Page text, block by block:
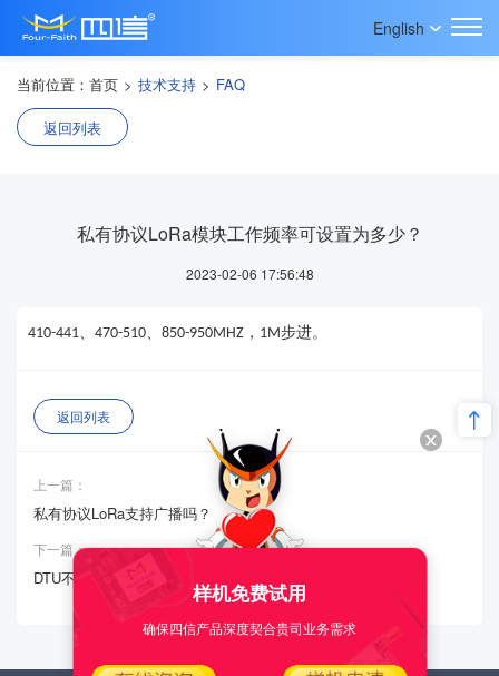
English
当前位置： 首页 > 技术支持 > FAQ
返回列表
私有协议LoRa模块工作频率可设置为多少？
2023-02-06 17:56:48
410-441、 470-510、 850-950MHZ ， 1M步进。
返回列表
上一篇：
私有协议LoRa支持广播吗？
下一篇：
DTU不上线
样机免费试用
确保四信产品深度契合贵司业务需求